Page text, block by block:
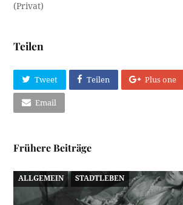
(Privat)
Teilen
Tweet Teilen Plus one
Email
Frühere Beiträge
ALLGEMEIN STADTLEBEN